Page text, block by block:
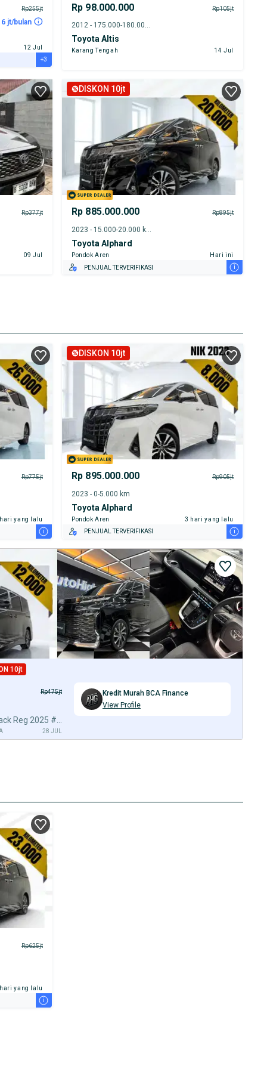
Rp255jt
jt/bulan
12 Jul
+3
Rp 98.000.000 Rp105jt
2012 - 175.000-180.000 km
Toyota Altis
Karang Tengah 14 Jul
Rp377jt
09 Jul
DISKON 10jt
Rp 885.000.000 Rp895jt
2023 - 15.000-20.000 km
Toyota Alphard
Pondok Aren
Hari ini
PENJUAL TERVERIFIKASI
i
Rp775jt
yang lalu
i
DISKON 10jt
Rp 895.000.000 Rp905jt
2023 - 0-5.000 km
Toyota Alphard
Pondok Aren
3 hari yang lalu
PENJUAL TERVERIFIKASI
i
10jt
Rp475jt
28 JUL
Kredit Murah BCA Finance
View Profile
Rp625jt
yang lalu
i